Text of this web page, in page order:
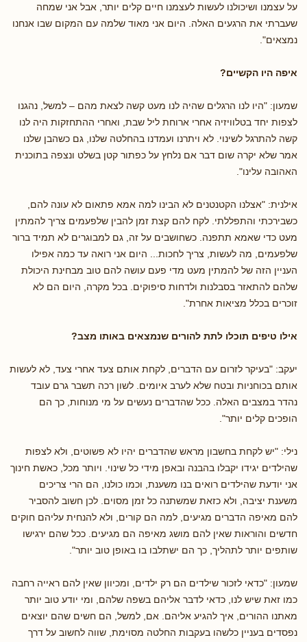
על עצמנו ושיכולנו לעשות לעצמנו חיים קלים יותר, אבל אני שמחה
שעברתי את הרגעים האלה. היום אני מאוד שלמה עם המקום שבו אנחנו
נמצאים".
איפה היו הקשיים?
שמעון: "היו לנו הרגלים שהיה לנו מעט קשה לצאת מהם – למשל, נהגנו
לצפות יחד בטלוויזיה אחרי ארוחת ליל שבת, ואחרי ההתחזקות היה לנו
קשה להתרגל לשינוי. לא ויתרנו ועמדנו בהחלטה שלנו, גם כשהבן שלנו
אמר שלא יקרה שום דבר אם נלחץ על כפתור קטן בשלט ונצפה בתוכנית
האהובה עלינו".
אילנית: "אצלנו הקטנטנים לא הבינו למה אמא פתאום לא עונה להם,
כשבירכתי והתפללתי. לקח להם קצת זמן להבין שלפעמים צריך להמתין
מעט כדי שאמא תתפנה. כשחושבים על זה, גם למבוגרים לא תמיד ברור
שלפעמים, מה לעשות, צריך לחכות... היום אני רואה עד כמה אפילו
העניין הזה של להמתין מעט מדי פעם עושה להם טוב מבחינת היכולת
שלהם להתאזר בסבלנות ולדחות סיפוקים. בכל מקרה, היום הם לא
זוכרים בכלל מציאות אחרת".
אילו טיפים תוכלו לתת להורים שנמצאים באותו מצב?
יעקב: "בעיקר לזרום עם הדברים, לקחת אותם צעד אחרי צעד, לא לעשות
אותם בכוחניות ובטח שלא לערב איומים. לשון רכה תשבר גרם עובד
נהדר במצבים האלה. ככל שהדברים נעשים על מי מנוחות, כך הם
הופכים קלים יותר".
נילי: "יש לקחת בחשבון מראש שהדברים יהיו לא פשוטים, ולא לצפות
שהילדים יגידו יקבלו בהבנה ובאפן מידי כל שינוי. ויותר מכל, כאשת חינוך
אני יודעת שהילדים רואים בנו משענת, וכמו כולנו, הם הרי צריכים
משענת יציבה, ולא כזאת שמשתנה כל זמן מסוים. לכן חשוב להסביר
להם מאיפה הדברים מגיעים, למה הם קורים, ולא להנחית עליהם חוקים
חדשים והוראות שאין להם מושג מאיפה הם מגיעים. ככל שהם ירגישו
שותפים יותר לתהליך, כך הם ישתלבו בו באופן טוב יותר".
שמעון: "כדאי לזכור שילדים הם רק ילדים, ומכיוון שאין להם ראייה רחבה
כמו זאת שיש לנו, כדאי לדבר אליהם בשפה שלהם, ומי יודע טוב יותר
מאתנו ההורים, איך להגיע אליהם. אם, למשל, הם חשים שהם יוצאים
נפסדים בעניין כלשהו בעקבות החלטה מסוימת, שווה לחשוב על דרך